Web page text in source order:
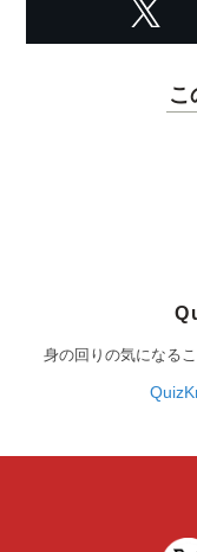
こ
身の回りの気になる